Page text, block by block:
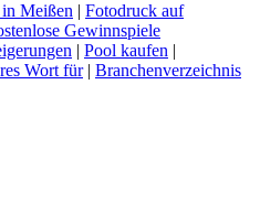
Meißen | Fotodruck auf
Gewinnspiele
| Pool kaufen |
Wort für| Branchenverzeichnis